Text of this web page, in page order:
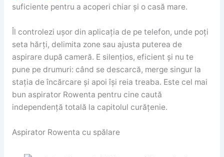
suficiente pentru a acoperi chiar și o casă mare.
Îl controlezi ușor din aplicația de pe telefon, unde poți
seta hărți, delimita zone sau ajusta puterea de
aspirare după cameră. E silențios, eficient și nu te
pune pe drumuri: când se descarcă, merge singur la
stația de încărcare și apoi își reia treaba. Este cel mai
bun aspirator Rowenta pentru cine caută
independență totală la capitolul curățenie.
Aspirator Rowenta cu spălare